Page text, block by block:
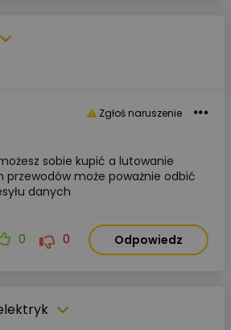
Zgłoś naruszenie
sobie kupić a lutowanie
przewodów może poważnie odbić
danych
0 0 Odpowiedz